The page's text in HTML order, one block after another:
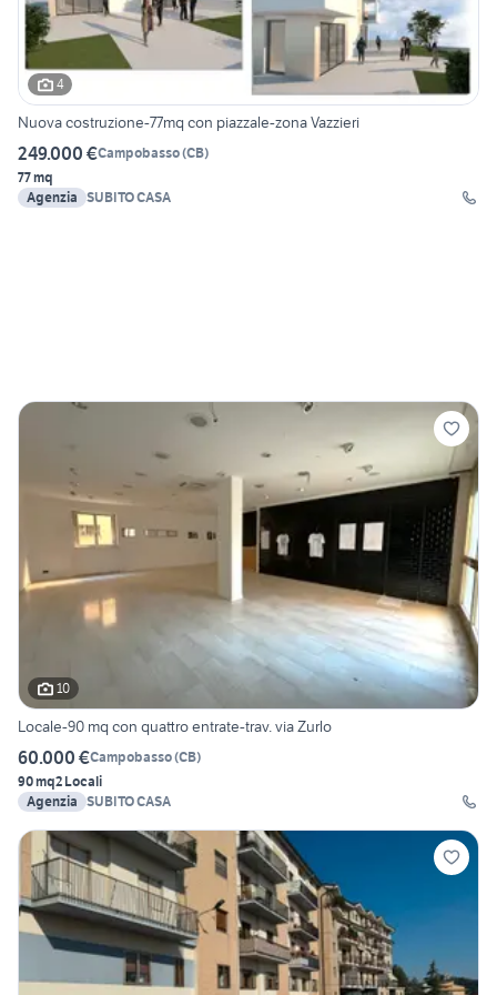
4
Nuova costruzione-77mq con piazzale-zona Vazzieri
249.000 €Campobasso(CB)
77 mq
Agenzia SUBITO CASA
10
Locale-90 mq con quattro entrate-trav. via Zurlo
60.000 €Campobasso(CB)
90 mq2 Locali
Agenzia SUBITO CASA